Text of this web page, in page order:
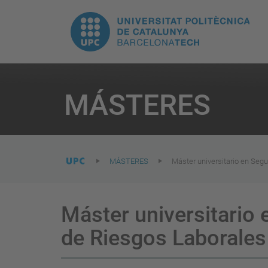
UPC.
Universitat
Politècnica
de
Catalunya
MÁSTERES
are
here:
MÁSTERES Máster universitario en
Máster universitario
de Riesgos Laborales